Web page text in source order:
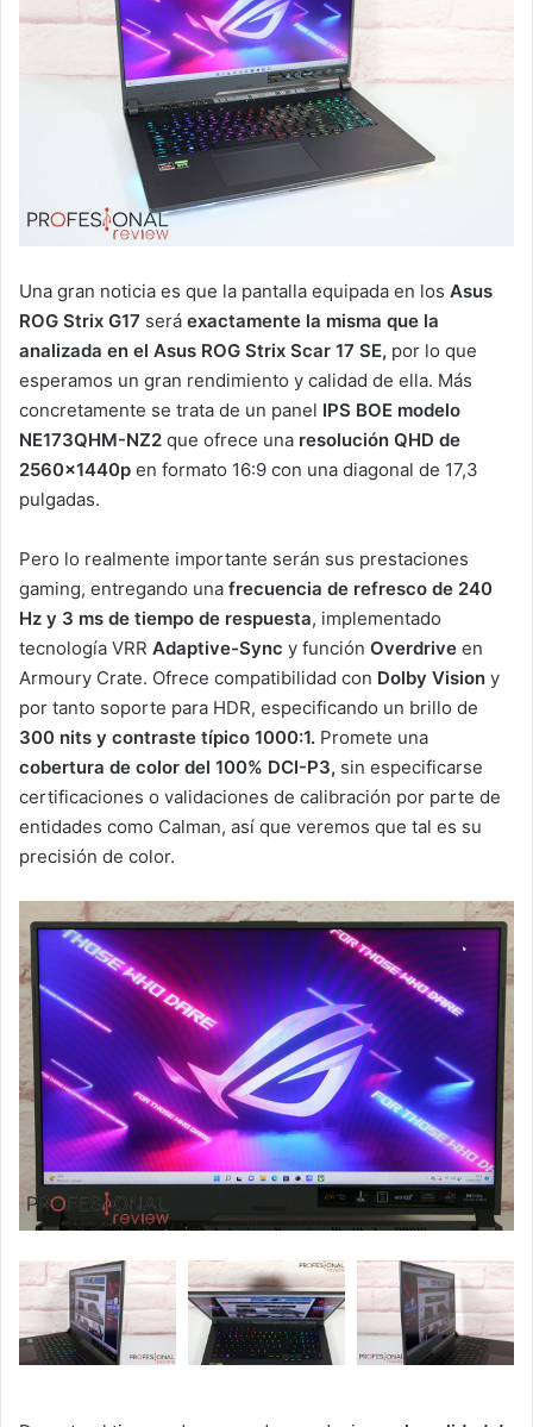
Una gran noticia es que la pantalla equipada en los Asus
ROG Strix G17 será exactamente la misma que la
analizada en el Asus ROG Strix Scar 17 SE, por lo que
esperamos un gran rendimiento y calidad de ella. Más
concretamente se trata de un panel IPS BOE modelo
NE173QHM-NZ2 que ofrece una resolución QHD de
2560x1440p en formato 16:9 con una diagonal de 17,3
pulgadas.
Pero lo realmente importante serán sus prestaciones
gaming, entregando una frecuencia de refresco de 240
Hz y 3 ms de tiempo de respuesta, implementado
tecnología VRR Adaptive-Sync y función Overdrive en
Armoury Crate. Ofrece compatibilidad con Dolby Vision y
por tanto soporte para HDR, especificando un brillo de
300 nits y contraste típico 1000:1. Promete una
cobertura de color del 100% DCI-P3, sin especificarse
certificaciones o validaciones de calibración por parte de
entidades como Calman, así que veremos que tal es su
precisión de color.